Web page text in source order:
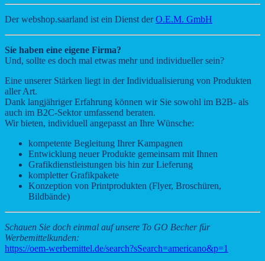
Der webshop.saarland ist ein Dienst derO.E.M. GmbH
Sie haben eine eigene Firma?
Und, sollte es doch mal etwas mehr und individueller sein?
Eine unserer Stärken liegt in der Individualisierung von Produkten
aller Art.
Dank langjähriger Erfahrung können wir Sie sowohl im B2B- als
auch im B2C-Sektor umfassend beraten.
Wir bieten, individuell angepasst an Ihre Wünsche:
kompetente Begleitung Ihrer Kampagnen
Entwicklung neuer Produkte gemeinsam mit Ihnen
Grafikdienstleistungen bis hin zur Lieferung
kompletter Grafikpakete
Konzeption von Printprodukten (Flyer, Broschüren,
Bildbände)
Schauen Sie doch einmal auf unsere To GO Becher für
Werbemittelkunden:
https://oem-werbemittel.de/search?sSearch=americano&p=1